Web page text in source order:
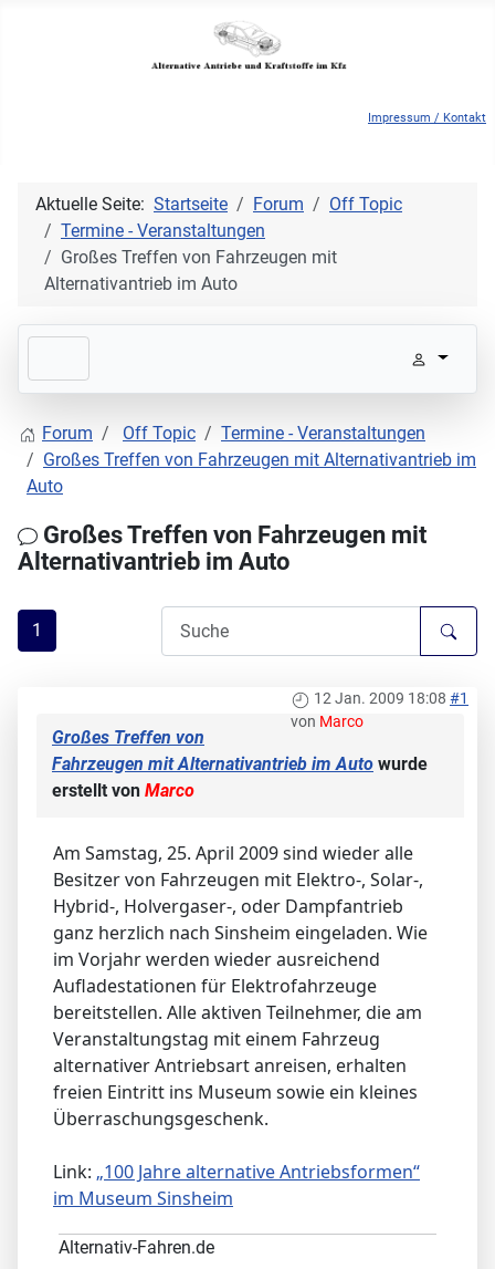
Impressum / Kontakt
Aktuelle Seite: Startseite Forum
Off Topic
Termine - Veranstaltungen
Großes Treffen von Fahrzeugen mit
Alternativantrieb im Auto
Forum Off Topic
Termine - Veranstaltungen
Großes Treffen von Fahrzeugen mit Alternativantrieb im
Auto
Großes Treffen von Fahrzeugen mit
Alternativantrieb im Auto
1
12 Jan. 2009 18:08 #1
von Marco
Großes Treffen von
Fahrzeugen mit Alternativantrieb im Auto wurde
erstellt von Marco
Am Samstag, 25. April 2009 sind wieder alle
Besitzer von Fahrzeugen mit Elektro-, Solar-,
Hybrid-, Holvergaser-, oder Dampfantrieb
ganz herzlich nach Sinsheim eingeladen. Wie
im Vorjahr werden wieder ausreichend
Aufladestationen für Elektrofahrzeuge
bereitstellen. Alle aktiven Teilnehmer, die am
Veranstaltungstag mit einem Fahrzeug
alternativer Antriebsart anreisen, erhalten
freien Eintritt ins Museum sowie ein kleines
Überraschungsgeschenk.
Link: „100 Jahre alternative Antriebsformen“
im Museum Sinsheim
Alternativ-Fahren.de